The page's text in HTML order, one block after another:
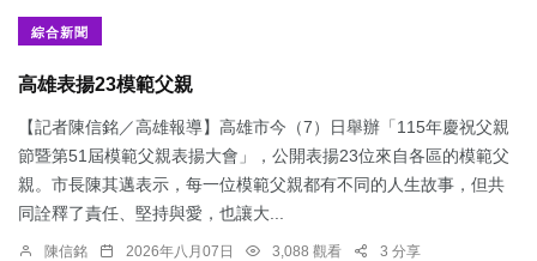
綜合新聞
​高雄表揚23模範父親
【記者陳信銘／高雄報導】高雄市今（7）日舉辦「115年慶祝父親
節暨第51屆模範父親表揚大會」，公開表揚23位來自各區的模範父
親。市長陳其邁表示，每一位模範父親都有不同的人生故事，但共
同詮釋了責任、堅持與愛，也讓大...
陳信銘 2026年八月07日 3,088 觀看 3 分享